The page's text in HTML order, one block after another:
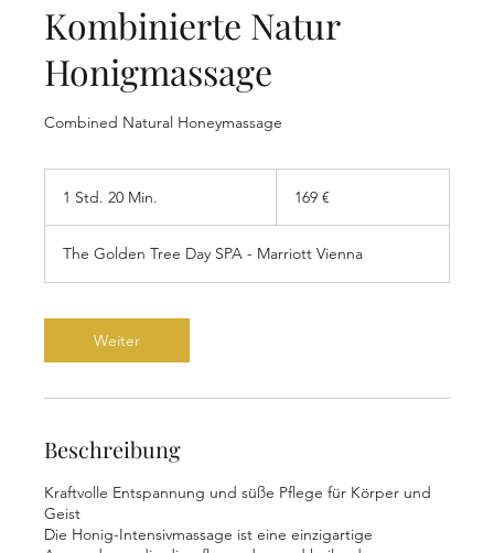
Kombinierte Natur
Honigmassage
Combined Natural Honeymassage
1 Std. 20 Min.
d
2
M
n
169 €
The Golden Tree Day SPA - Marriott Vienna
Weiter
Beschreibung
Kraftvolle Entspannung und süße Pflege für Körper und
Geist
Die Honig-Intensivmassage ist eine einzigartige